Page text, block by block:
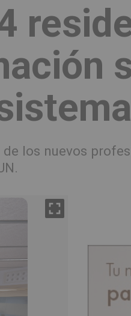
los nuevos